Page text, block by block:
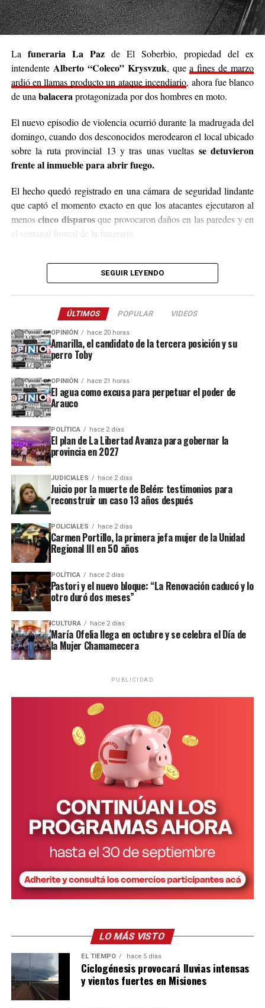
buzos, sacos, frazadas, colchas, mantas, bufandas,
gorros, guantes y todo lo que pueda abrigar.
Cabe destacar que para mediados de mayo será la
entrega de donaciones y tienen planificado realizar ollas
populares de arroz con pollo, por lo que también
recibirán donaciones de alimentos no perecederos.
Para comunicarse con el organizador de la iniciativa,
podrán enviar mensajes, audios o realizar llamadas al
3764140551
o a través de Instagram
@agustin_pineiroo
La funeraria La Pazde El Soberbio, propiedad del ex
intendente Alberto “Coleco” Krysvzuk, quea fines de marzo
ardió en llamas producto un ataque incendiario, ahora fue blanco
de unabalaceraprotagonizada por dos hombres en moto.
El nuevo episodio de violencia ocurrió durante la madrugada del
domingo, cuando dos desconocidos merodearon el local ubicado
sobre la ruta provincial 13 y tras unas vueltas se detuvieron
frente al inmueble para abrir fuego.
El hecho quedó registrado en una cámara de seguridad lindante
que captó el momento exacto en que los atacantes ejecutaron al
menoscinco disparosque provocaron daños en las paredes y en
el ventanal frontal de la funeraria.
hacia el acceso a El Soberbio y en el lugar intervino el personal
Este ataque se suma a otros tantos episodios similares registrados
recientemente en contra de comercios o propiedades vinculadas a
Coleco, ex intendente de El Soberbio que en 2013 fue destituido
del cargo por acusaciones de
asociación ilícita.
En el listado de hechos recientes figuran un incendio de cabañas
en el complejoTío Colecoa fines de la semana pasada y otro
ataque similar a la funeraria ahora baleada en a fines de marzo.
Todos los episodios son investigados por el personal de la
comisaría local, aunque hasta el momento no se conocieron
mayores novedades.
SEGUIR LEYENDO
ÚLTIMOS POPULAR VIDEOS
OPINIÓN hace 20 horas
Amarilla, el candidato de la tercera posición y su
perro Toby
OPINIÓN hace 21 horas
El agua como excusa para perpetuar el poder de
Arauco
POLÍTICA hace 2 días
El plan de La Libertad Avanza para gobernar la
provincia en 2027
JUDICIALES hace 2 días
Juicio por la muerte de Belén: testimonios para
reconstruir un caso 13 años después
POLICIALES hace 2 días
Carmen Portillo, la primera jefa mujer de la Unidad
Regional III en 50 años
POLÍTICA hace 2 días
Pastori y el nuevo bloque: “La Renovación caducó y lo
otro duró dos meses”
CULTURA hace 2 días
María Ofelia llega en octubre y se celebra el Día de
la Mujer Chamamecera
PUBLICIDAD
LO MÁS VISTO
EL TIEMPO hace 5 días
Ciclogénesis provocará lluvias intensas
y vientos fuertes en Misiones